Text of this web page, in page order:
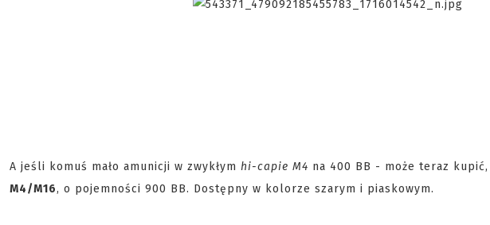
A jeśli komuś mało amunicji w zwykłym hi-capie M4 na 400 BB - może teraz
M4/M16, o pojemności 900 BB. Dostępny w kolorze szarym i piaskowym.